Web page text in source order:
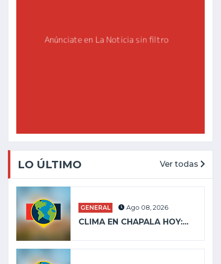
LO ÚLTIMO Ver todas
GENERAL Ago 08, 2026
CLIMA EN CHAPALA HOY:...